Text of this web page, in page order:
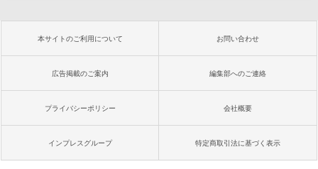
本サイトのご利用について お問い合わせ
広告掲載のご案内 編集部へのご連絡
プライバシーポリシー 会社概要
インプレスグループ 特定商取引法に基づく表示